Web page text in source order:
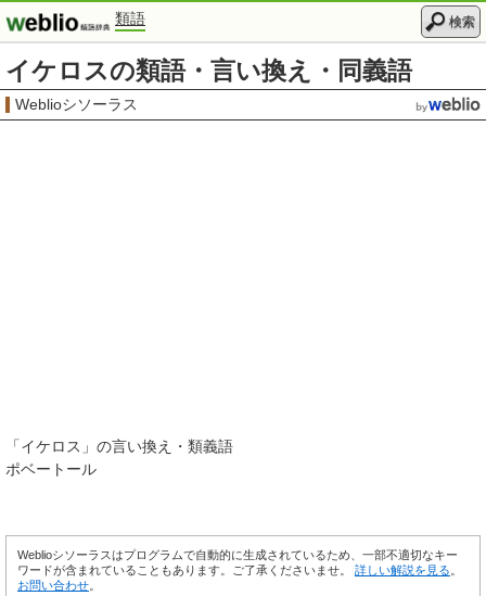
類語 検索
イケロスの類語・言い換え・同義語
Weblioシソーラス
「イケロス 」の言い換え・類義語
ポベートール
Weblioシソーラスはプログラムで自動的に生成されているため、一部不適切なキー
ワードが含まれていることもあります。ご了承くださいませ。 詳しい解説を見る
お問い合わせ